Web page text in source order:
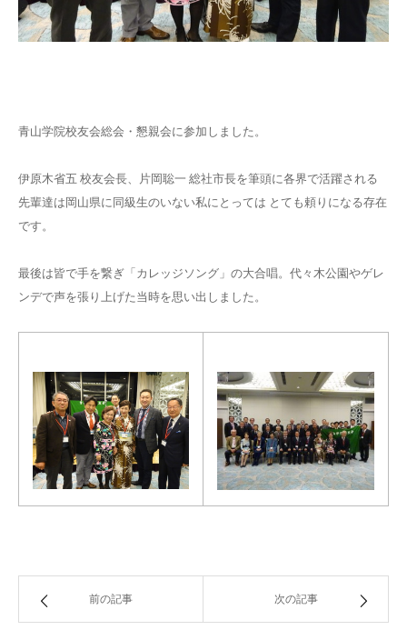
青山学院校友会総会・懇親会に参加しました。
伊原木省五 校友会長、片岡聡一 総社市長を筆頭に各界で活躍される
先輩達は岡山県に同級生のいない私にとっては とても頼りになる存在
です。
最後は皆で手を繋ぎ「カレッジソング」の大合唱。代々木公園やゲレ
ンデで声を張り上げた当時を思い出しました。
前の記事 次の記事